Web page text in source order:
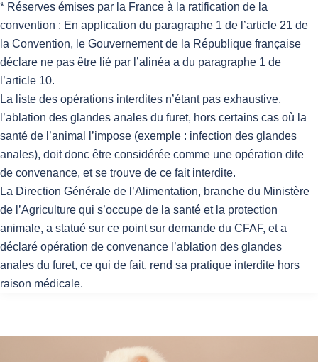
* Réserves émises par la France à la ratification de la
convention : En application du paragraphe 1 de l’article 21 de
la Convention, le Gouvernement de la République française
déclare ne pas être lié par l’alinéa a du paragraphe 1 de
l’article 10.
La liste des opérations interdites n’étant pas exhaustive,
l’ablation des glandes anales du furet, hors certains cas où la
santé de l’animal l’impose (exemple : infection des glandes
anales), doit donc être considérée comme une opération dite
de convenance, et se trouve de ce fait interdite.
La Direction Générale de l’Alimentation, branche du Ministère
de l’Agriculture qui s’occupe de la santé et la protection
animale, a statué sur ce point sur demande du CFAF, et a
déclaré opération de convenance l’ablation des glandes
anales du furet, ce qui de fait, rend sa pratique interdite hors
raison médicale.